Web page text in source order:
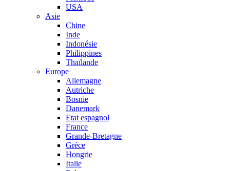
USA
Asie
Chine
Inde
Indonésie
Philippines
Thaïlande
Europe
Allemagne
Autriche
Bosnie
Danemark
Etat espagnol
France
Grande-Bretagne
Grèce
Hongrie
Italie